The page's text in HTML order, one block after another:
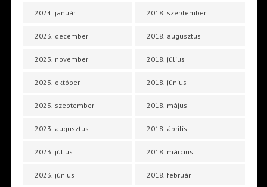
2024. január
2023. december
2023. november
2023. október
2023. szeptember
2023. augusztus
2023. július
2023. június
2018. szeptember
2018. augusztus
2018. július
2018. június
2018. május
2018. április
2018. március
2018. február